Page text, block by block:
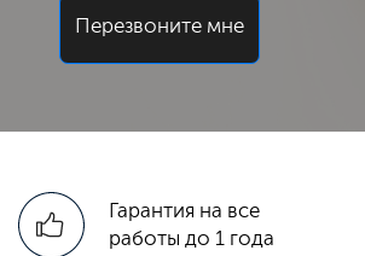
Перезвоните мне
Гарантия на все
работы до 1 года